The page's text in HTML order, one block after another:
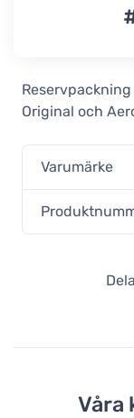
Original och
Varumärke
Våra